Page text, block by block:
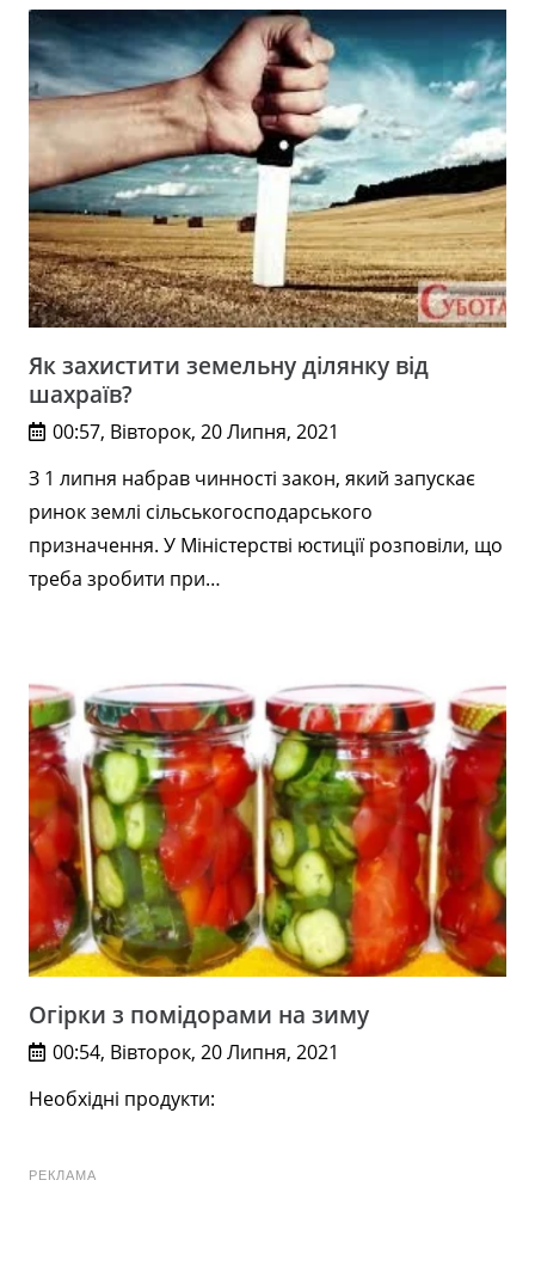
Як захистити земельну ділянку від
шахраїв?
00:57, Вівторок, 20 Липня, 2021
З 1 липня набрав чинності закон, який запускає
ринок землі сільськогосподарського
призначення. У Міністерстві юстиції розповіли, що
треба зробити при…
Огірки з помідорами на зиму
00:54, Вівторок, 20 Липня, 2021
Необхідні продукти:
РЕКЛАМА